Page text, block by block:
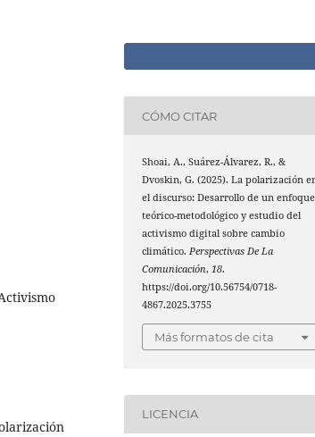
CÓMO CITAR
Shoai, A., Suárez-Álvarez, R., &
Dvoskin, G. (2025). La polarización
el discurso: Desarrollo de un enfoque
teórico-metodológico y estudio del
activismo digital sobre cambio
climático.Perspectivas De La
Comunicación,18.
https://doi.org/10.56754/0718-
4867.2025.3755
Más formatos de cita
LICENCIA